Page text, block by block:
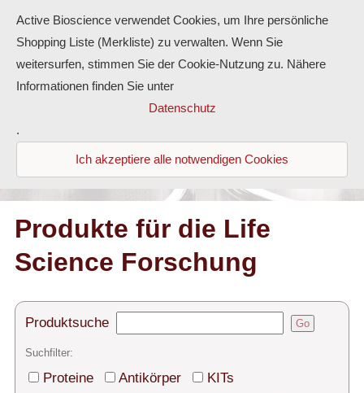
Antikörper
ELISA-Kits
Diaclone Produkte
Home
Kontakt
Produkte für die Life
Science Forschung
Produktsuche Go
Suchfilter:
Proteine Antikörper
KITs
Active Bioscience verwendet Cookies, um Ihre persönliche
Shopping Liste (Merkliste) zu verwalten. Wenn Sie
weitersurfen, stimmen Sie der Cookie-Nutzung zu. Nähere
Informationen finden Sie unter
Datenschutz
.
Ich akzeptiere alle notwendigen Cookies